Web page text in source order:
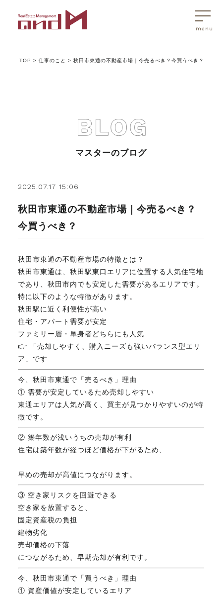
トップページ
アンドエムが選ばれる理由
不動産売買Q&A
マスターおすすめ物件
会社概要
スタッフ紹介
マスターのブログ
018-853-5780
開催日：平日9:30－17:30／
土曜10:00－15:00（要予約）
定休日：第2第4土曜日および日曜祝祭日
無料相談、お問い合わせはこちら
TOP >仕事のこと >秋田市東通の不動産市場｜今売るべき？今買うべき？
マスターのブログ
2025.07.17 15:06
秋田市東通の不動産市場｜今売るべき？
今買うべき？
秋田市東通の不動産市場の特徴とは？
秋田市東通は、秋田駅東口エリアに位置する人気住宅地
であり、秋田市内でも安定した需要があるエリアです。
特に以下のような特徴があります。
秋田駅に近く利便性が高い
住宅・アパート需要が安定
ファミリー層・単身者どちらにも人気
👉 「売却しやすく、購入ニーズも強いバランス型エリ
ア」です
今、秋田市東通で「売るべき」理由
① 需要が安定しているため売却しやすい
東通エリアは人気が高く、買主が見つかりやすいのが特
徴です。
② 築年数が浅いうちの売却が有利
住宅は築年数が経つほど価格が下がるため、
早めの売却が高値につながります。
③ 空き家リスクを回避できる
空き家を放置すると、
固定資産税の負担
建物劣化
売却価格の下落
につながるため、早期売却が有利です。
今、秋田市東通で「買うべき」理由
① 資産価値が安定しているエリア